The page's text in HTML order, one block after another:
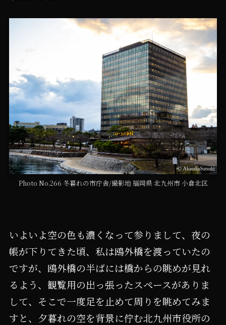
Photo No.266 冬暮れの市庁舎/撮影地 福岡県 北九州市 小倉北区
いよいよ空の色も濃くなって参りまして、夜の
帳が下りてきた頃、私は鴎外橋を渡っていたの
ですが、鴎外橋の半ばには橋からの眺めが見れ
るよう、観覧用の出っ張ったスペースがありま
して、そこで一度足を止めて周りを眺めてみま
すと、夕暮れの空を背景に佇む北九州市役所の